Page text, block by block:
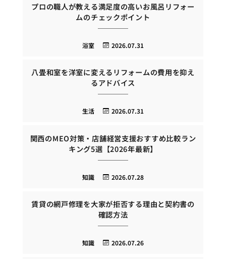
プロの職人が教える満足度の高いお風呂リフォー
ムのチェックポイント
2026.07.31
浴室
八畳和室を洋室に変えるリフォームの費用を抑え
るアドバイス
2026.07.31
生活
関西のMEO対策・店舗経営支援おすすめ比較ラン
キング5選【2026年最新】
2026.07.28
知識
賃貸の網戸修理を大家が拒否する理由と契約書の
確認方法
2026.07.26
知識